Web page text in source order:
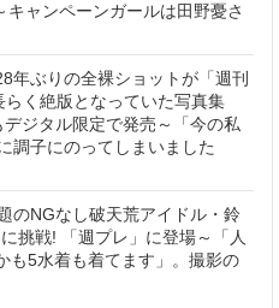
ャンペーンガールは田野憂さ
年ぶりの全裸ショットが「週刊
く絶版となっていた写真集
デジタル限定で発売～「今の私
調子にのってしまいました
のNGなし破天荒アイドル・鈴
挑戦! 「週プレ」に登場～「人
も5水着も着てます」。撮影の